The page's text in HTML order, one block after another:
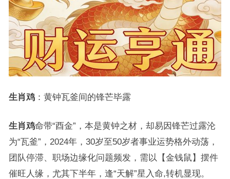
生肖鸡：黄钟瓦釜间的锋芒毕露
生肖鸡命带“酉金”，本是黄钟之材，却易因锋芒过露沦
为“瓦釜”，2024年，30岁至50岁者事业运势格外动荡，
团队停滞、职场边缘化问题频发，需以【金钱鼠】摆件
催旺人缘，尤其下半年，逢“天解”星入命,转机显现。